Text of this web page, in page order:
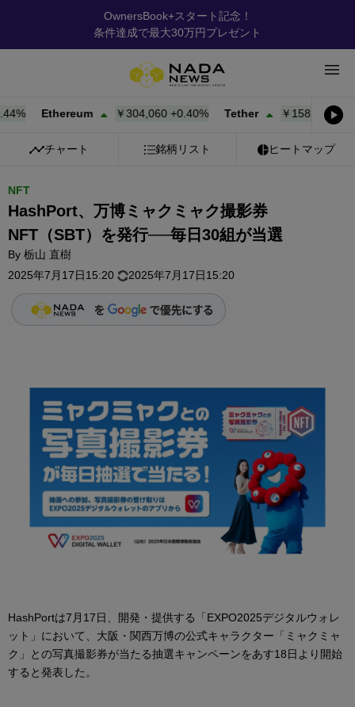
OwnersBook+スタート記念！
条件達成で最大30万円プレゼント
Ethereum ￥304,060+0.40% Tether ￥158.17+ 0.00%
チャート 銘柄リスト ヒートマップ
NFT
HashPort、万博ミャクミャク撮影券
NFT（SBT）を発行──毎日30組が当選
By 栃山 直樹
2025年7月17日15:20
2025年7月17日15:20
HashPortは7月17日、開発・提供する「EXPO2025デジタルウォレ
ット」において、大阪・関西万博の公式キャラクター「ミャクミャ
ク」との写真撮影券が当たる抽選キャンペーンをあす18日より開始
すると発表した。